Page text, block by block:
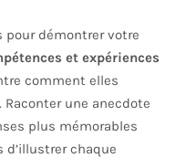
pour démontrer votre
et expériences
comment elles
une anecdote
plus mémorables
d’illustrer chaque